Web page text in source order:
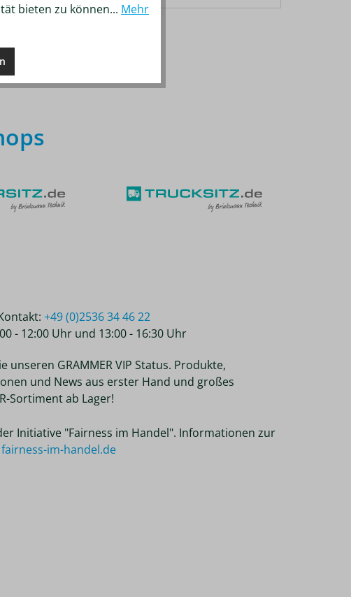
+49 (0)2536 34 46 22
- 12:00 Uhr und 13:00 - 16:30 Uhr
unseren GRAMMER VIP Status. Produkte,
und News aus erster Hand und großes
Sortiment ab Lager!
Initiative "Fairness im Handel". Informationen zur
fairness-im-handel.de
bieten zu können... Mehr